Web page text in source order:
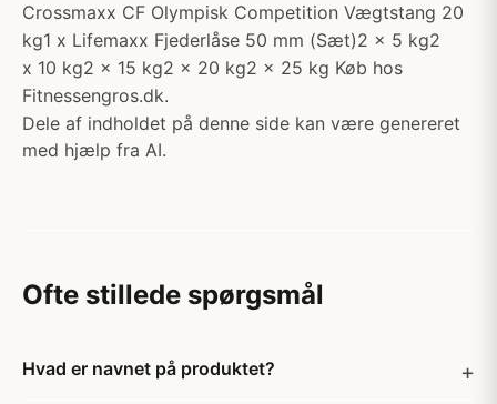
Crossmaxx CF Olympisk Competition Vægtstang 20
kg1 x Lifemaxx Fjederlåse 50 mm (Sæt)2 x 5 kg2
x 10 kg2 x 15 kg2 x 20 kg2 x 25 kg Køb hos
Fitnessengros.dk.
Dele af indholdet på denne side kan være genereret
med hjælp fra AI.
Ofte stillede spørgsmål
Hvad er navnet på produktet?